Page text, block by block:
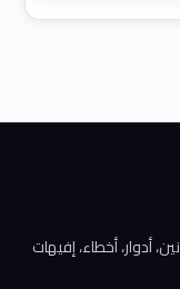
أدوار، أخطاء، إفيهات